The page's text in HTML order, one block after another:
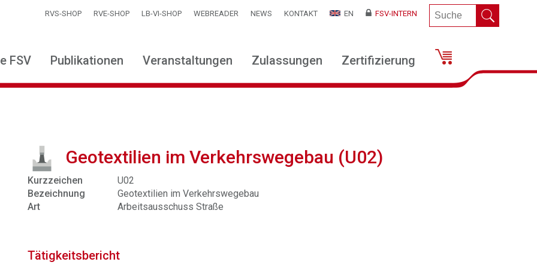
RVS-SHOP RVE-SHOP LB-VI-SHOP WEBREADER NEWS KONTAKT EN FSV-INTERN
FSV Publikationen Veranstaltungen Zulassungen Zertifizierung
Geotextilien im Verkehrswegebau (U02)
Kurzzeichen
U02
Bezeichnung
Geotextilien im Verkehrswegebau
Art
Arbeitsausschuss Straße
Tätigkeitsbericht